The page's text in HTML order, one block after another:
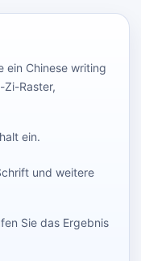
ein Chinese writing
Raster,
ein.
und weitere
Sie das Ergebnis